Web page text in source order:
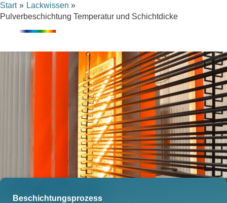
springen
Zum
Inhalt
springen
Start
Lackwissen
Pulverbeschichtung Temperatur und Schichtdicke
Beschichtungsprozess